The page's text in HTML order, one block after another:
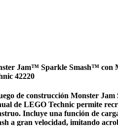
Jam™ Sparkle Smash™ con
42220
de construcción Monster
de LEGO Technic permite
Incluye una función de
a gran velocidad, imitando